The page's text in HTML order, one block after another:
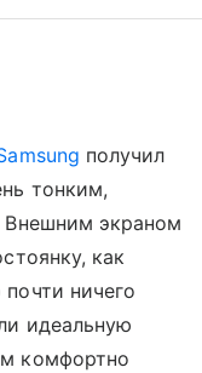
получил
тонким,
Внешним экраном
как
ничего
идеальную
комфортно